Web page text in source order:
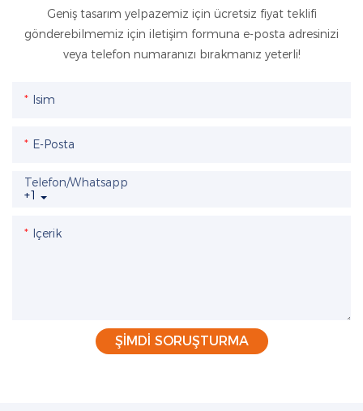
Geniş tasarım yelpazemiz için ücretsiz fiyat teklifi
gönderebilmemiz için iletişim formuna e-posta adresinizi
veya telefon numaranızı bırakmanız yeterli!
Isim
E-Posta
+1
Telefon/whatsapp
Içerik
ŞIMDI SORUŞTURMA